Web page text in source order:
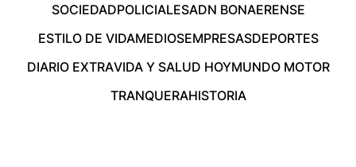
SOCIEDADPOLICIALESADN BONAERENSE
ESTILO DE VIDAMEDIOSEMPRESASDEPORTES
DIARIO EXTRAVIDA Y SALUD HOYMUNDO MOTOR
TRANQUERAHISTORIA